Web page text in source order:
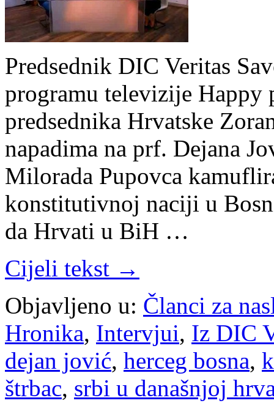
Predsednik DIC Veritas
programu televizije Happy
predsednika Hrvatske
napadima na prf. Dejana
Milorada Pupovca
konstitutivnoj naciji u
da Hrvati u BiH …
Cijeli tekst →
Objavljeno u: Članci za
Hronika, Intervjui, Iz DIC
dejan jović, herceg bosna,
štrbac, srbi u današnjoj